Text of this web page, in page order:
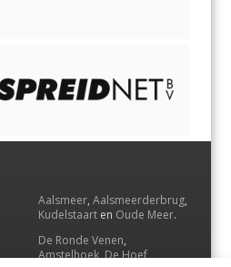
Aalsmeer, Aalsmeerderbrug,
Kudelstaart en Oude Meer.
De Ronde Venen,
Amstelhoek,De Hoef,